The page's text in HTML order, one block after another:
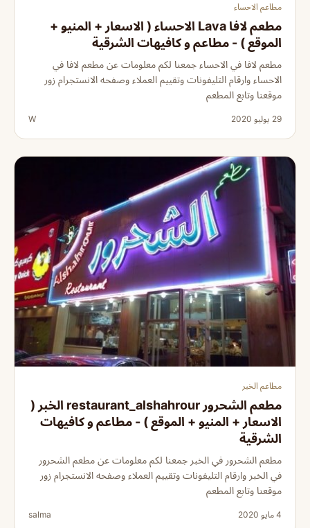
مطاعم الاحساء
مطعم لافا Lava الاحساء ( الاسعار + المنيو +
الموقع ) - مطاعم و كافيهات الشرقية
مطعم لافا في الاحساء جمعنا لكم معلومات عن مطعم لافا في
الاحساء وارقام التليفونات وتقييم العملاء وصفحه الانستجرام زور
موقعنا وتابع المطعم
29 يوليو 2020 W
مطاعم الخبر
مطعم الشحرور restaurant_alshahrour الخبر (
الاسعار + المنيو + الموقع ) - مطاعم و كافيهات
الشرقية
مطعم الشحرور في الخبر جمعنا لكم معلومات عن مطعم الشحرور
في الخبر وارقام التليفونات وتقييم العملاء وصفحه الانستجرام زور
موقعنا وتابع المطعم
4 مايو 2020 salma